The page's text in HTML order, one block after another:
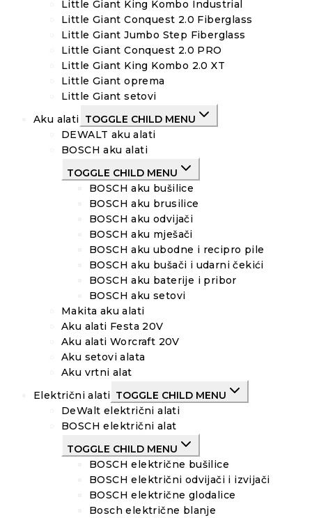
Little Giant King Kombo Industrial
Little Giant Conquest 2.0 Fiberglass
Little Giant Jumbo Step Fiberglass
Little Giant Conquest 2.0 PRO
Little Giant King Kombo 2.0 XT
Little Giant oprema
Little Giant setovi
Aku alati TOGGLE CHILD MENU
DEWALT aku alati
BOSCH aku alati
TOGGLE CHILD MENU
BOSCH aku bušilice
BOSCH aku brusilice
BOSCH aku odvijači
BOSCH aku mješači
BOSCH aku ubodne i recipro pile
BOSCH aku bušači i udarni čekići
BOSCH aku baterije i pribor
BOSCH aku setovi
Makita aku alati
Aku alati Festa 20V
Aku alati Worcraft 20V
Aku setovi alata
Aku vrtni alat
Električni alati TOGGLE CHILD MENU
DeWalt električni alati
BOSCH električni alat
TOGGLE CHILD MENU
BOSCH električne bušilice
BOSCH električni odvijači i izvijači
BOSCH električne glodalice
Bosch električne blanje